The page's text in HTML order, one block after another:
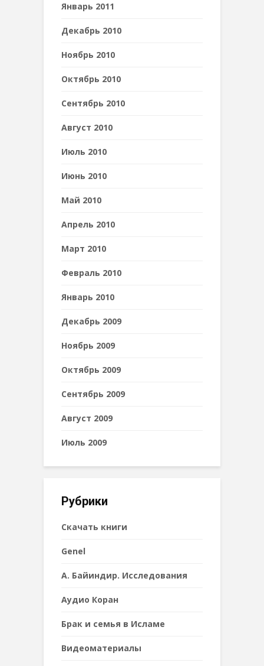
Январь 2011
Декабрь 2010
Ноябрь 2010
Октябрь 2010
Сентябрь 2010
Август 2010
Июль 2010
Июнь 2010
Май 2010
Апрель 2010
Март 2010
Февраль 2010
Январь 2010
Декабрь 2009
Ноябрь 2009
Октябрь 2009
Сентябрь 2009
Август 2009
Июль 2009
Рубрики
Cкачать книги
Genel
А. Байиндир. Исследования
Аудио Коран
Брак и семья в Исламе
Видеоматериалы